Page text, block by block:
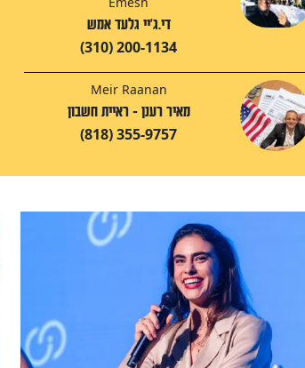
די.ג'יי גלעד אמש
(310) 200-1134
Meir Raanan
מאיר רענן - ראיית חשבון
(818) 355-9757